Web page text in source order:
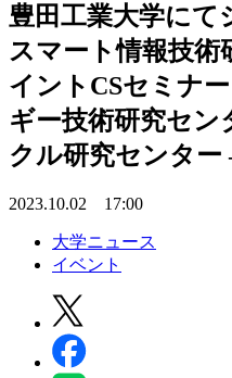
豊田工業大学に
スマート情報技術
イントCSセミナ
ギー技術研究セン
クル研究センタ
2023.10.02 17:00
大学ニュース
イベント